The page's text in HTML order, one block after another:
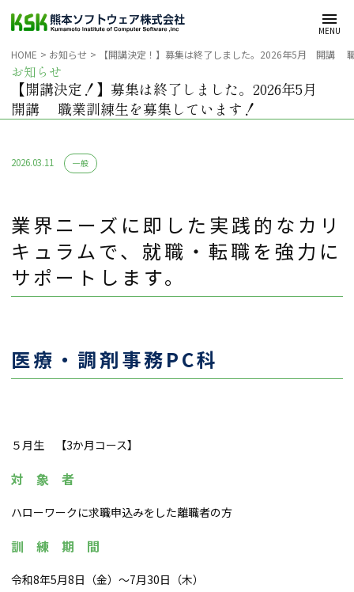
MENU
HOME お知らせ 【開講決定！】募集は終了しました。2026年5月 開講
お知らせ
【開講決定！】募集は終了しました。2026年5月
開講 職業訓練生を募集しています！
2026.03.11
カ
リー:
一般
業界ニーズに即した実践的なカリ
キュラムで、就職・転職を強力に
サポートします。
医療・調剤事務PC科
５月生 【3か月コース】
対 象 者
ハローワークに求職申込みをした離職者の方
訓 練 期 間
令和8年5月8日（金）～7月30日（木）